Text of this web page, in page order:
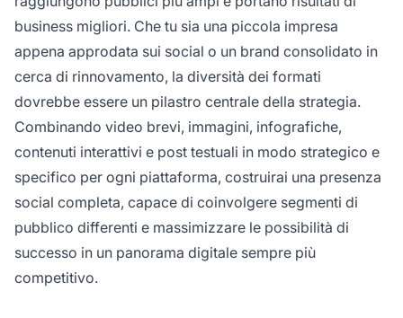
business migliori. Che tu sia una piccola impresa
appena approdata sui social o un brand consolidato in
cerca di rinnovamento, la diversità dei formati
dovrebbe essere un pilastro centrale della strategia.
Combinando video brevi, immagini, infografiche,
contenuti interattivi e post testuali in modo strategico e
specifico per ogni piattaforma, costruirai una presenza
social completa, capace di coinvolgere segmenti di
pubblico differenti e massimizzare le possibilità di
successo in un panorama digitale sempre più
competitivo.